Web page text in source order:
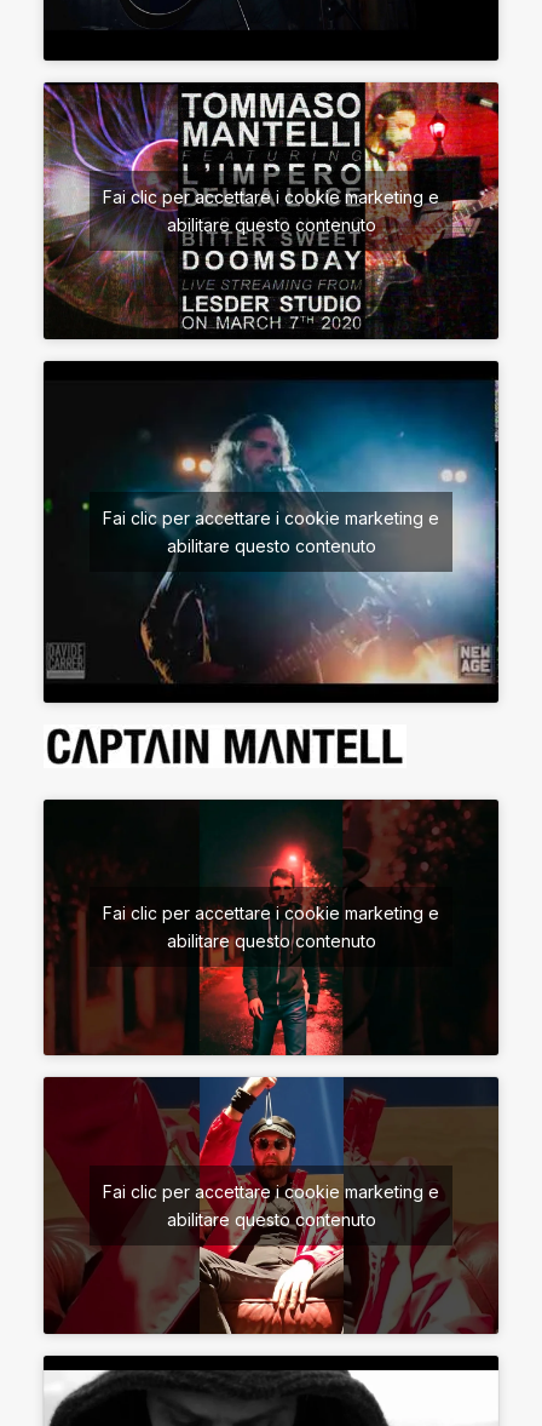
Fai clic per accettare i cookie marketing e
abilitare questo contenuto
Fai clic per accettare i cookie marketing e
abilitare questo contenuto
Fai clic per accettare i cookie marketing e
abilitare questo contenuto
Fai clic per accettare i cookie marketing e
abilitare questo contenuto